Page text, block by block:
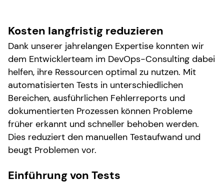
Kosten langfristig reduzieren
Dank unserer jahrelangen Expertise konnten wir
dem Entwicklerteam im DevOps-Consulting dabei
helfen, ihre Ressourcen optimal zu nutzen. Mit
automatisierten Tests in unterschiedlichen
Bereichen, ausführlichen Fehlerreports und
dokumentierten Prozessen können Probleme
früher erkannt und schneller behoben werden.
Dies reduziert den manuellen Testaufwand und
beugt Problemen vor.
Einführung von Tests